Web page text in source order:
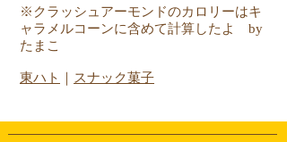
※クラッシュアーモンドのカロリーはキ
ャラメルコーンに含めて計算したよ by
たまこ
東ハト スナック菓子